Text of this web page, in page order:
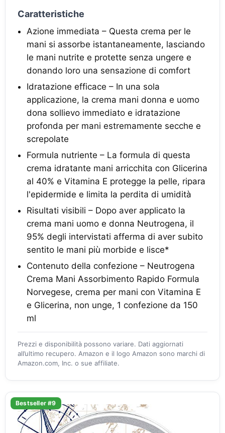
Caratteristiche
Azione immediata – Questa crema per le
mani si assorbe istantaneamente, lasciando
le mani nutrite e protette senza ungere e
donando loro una sensazione di comfort
Idratazione efficace – In una sola
applicazione, la crema mani donna e uomo
dona sollievo immediato e idratazione
profonda per mani estremamente secche e
screpolate
Formula nutriente – La formula di questa
crema idratante mani arricchita con Glicerina
al 40% e Vitamina E protegge la pelle, ripara
l'epidermide e limita la perdita di umidità
Risultati visibili – Dopo aver applicato la
crema mani uomo e donna Neutrogena, il
95% degli intervistati afferma di aver subito
sentito le mani più morbide e lisce*
Contenuto della confezione – Neutrogena
Crema Mani Assorbimento Rapido Formula
Norvegese, crema per mani con Vitamina E
e Glicerina, non unge, 1 confezione da 150
ml
Prezzi e disponibilità possono variare. Dati aggiornati
all’ultimo recupero. Amazon e il logo Amazon sono marchi di
Amazon.com, Inc. o sue affiliate.
Bestseller #9